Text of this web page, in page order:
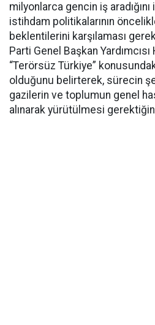
milyonlarca gencin iş
istihdam politikalarının
beklentilerini karşılaması
Parti Genel Başkan
“Terörsüz Türkiye”
olduğunu belirterek, sürecin
gazilerin ve toplumun genel
alınarak yürütülmesi